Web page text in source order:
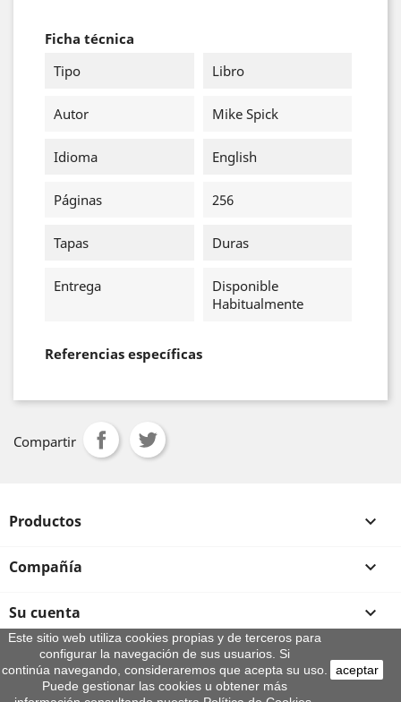
Ficha técnica
Tipo
Libro
Autor Mike Spick
Idioma English
Páginas 256
Tapas Duras
Entrega
Disponible
Habitualmente
Referencias específicas
Compartir
Productos 
Compañía 
Su cuenta 
Información de la tienda
Este sitio web utiliza cookies propias y de terceros para
configurar la navegación de sus usuarios. Si
continúa navegando, consideraremos que acepta su uso.
Puede gestionar las cookies u obtener más
aceptar
© 2026 - By Aeroteca